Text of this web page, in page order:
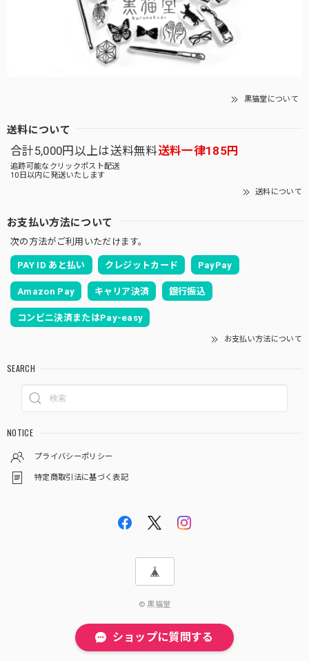
黒猫堂について
送料について
合計5,000円以上は送料無料送料一律185円
追跡可能なクリックポスト配送
10日以内に発送いたします
送料について
お支払い方法について
次の方法がご利用いただけます。
PAY ID あと払い クレジットカード PayPay
Amazon Pay キャリア決済 銀行振込
コンビニ決済またはPay-easy
お支払い方法について
SEARCH
NOTICE
プライバシーポリシー
特定商取引法に基づく表記
© 黒猫堂
ショップに質問する